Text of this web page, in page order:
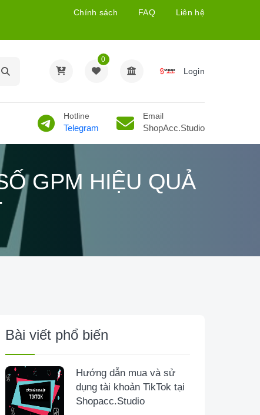
Chính sách FAQ Liên hệ
0
Login
Hotline
Telegram
Email
ShopAcc.Studio
GPM HIỆU QUẢ
Bài viết phổ biến
Hướng dẫn mua và sử
dụng tài khoản TikTok tại
Shopacc.Studio